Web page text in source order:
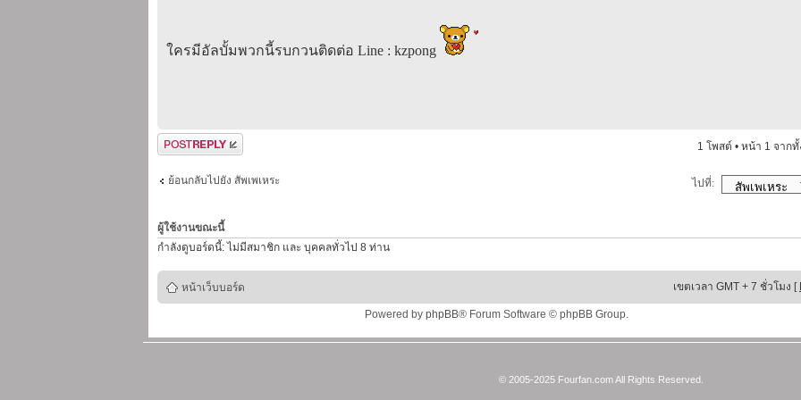
ใครมีอัลบั้มพวกนี้รบกวนติดต่อ Line : kzpong
ตอบกระทู้ 1 โพสต์ • หน้า 1 จาก
ย้อนกลับไปยัง สัพเพเหระ ไปที่:
ผู้ใช้งานขณะนี้
กำลังดูบอร์ดนี้: ไม่มีสมาชิก และ บุคคลทั่วไป 8 ท่าน
หน้าเว็บบอร์ด เขตเวลา GMT + 7 ชั่วโมง [
Powered by phpBB® Forum Software © phpBB Group.
© 2005-2025 Fourfan.com All Rights Reserved.